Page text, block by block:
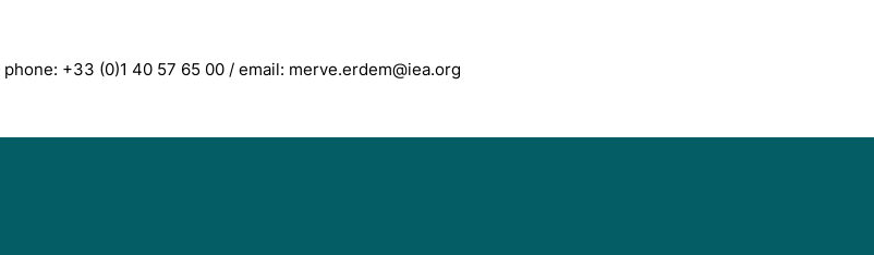
+33 (0)1 40 57 65 00 / email: merve.erdem@iea.org